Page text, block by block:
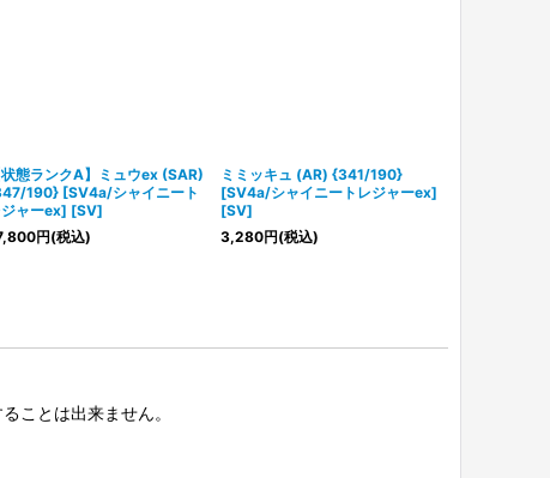
状態ランクA】ミュウex (SAR)
190} [SV4a/シャイニート
ジャーex] [SV]
円(税込)
ミミッキュ (AR) {341/190}
[SV4a/シャイニートレジャーex]
[SV]
3,280円(税込)
ことは出来ません。